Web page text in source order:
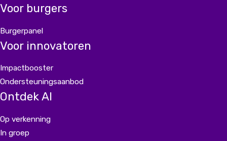
Voor burgers
Burgerpanel
Voor innovatoren
Impactbooster
Ondersteuningsaanbod
Ontdek AI
Op verkenning
In groep